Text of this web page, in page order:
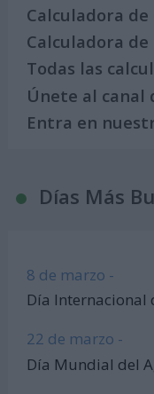
Calculadora de
Calculadora
Todas las
Únete al canal
Entra en
Días Más
8 de marzo -
Día Internacional
22 de marzo -
Día Mundial del